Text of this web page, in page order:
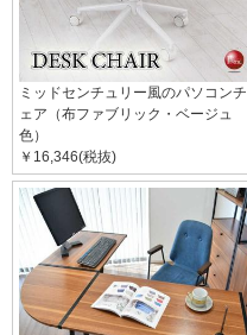
ミッドセンチュリー風のパソコンチ
ェア（布ファブリック・ベージュ
色）
￥16,346(税抜)